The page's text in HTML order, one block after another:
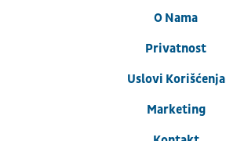
O Nama
Privatnost
Uslovi Korišćenja
Marketing